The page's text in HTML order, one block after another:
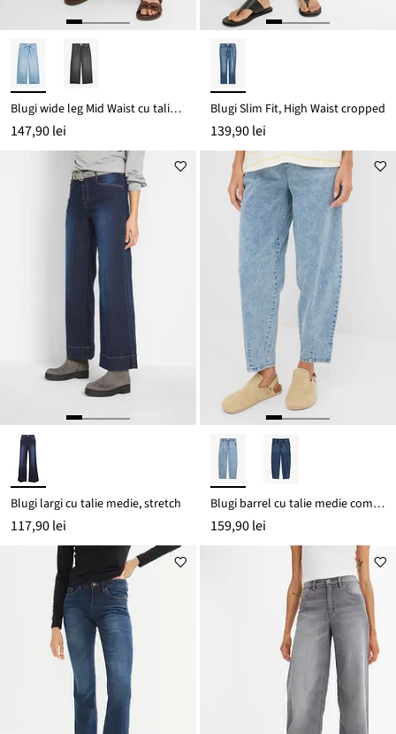
Blugi wide leg Mid Waist cu talie confortabilă din material subțire
147,90 lei
Blugi Slim Fit, High Waist cropped
139,90 lei
Blugi largi cu talie medie, stretch
117,90 lei
Blugi barrel cu talie medie comodă
159,90 lei